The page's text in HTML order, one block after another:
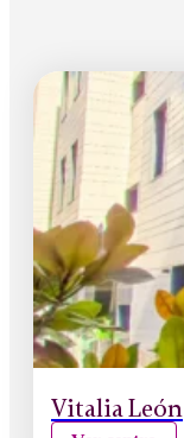
Vitalia León